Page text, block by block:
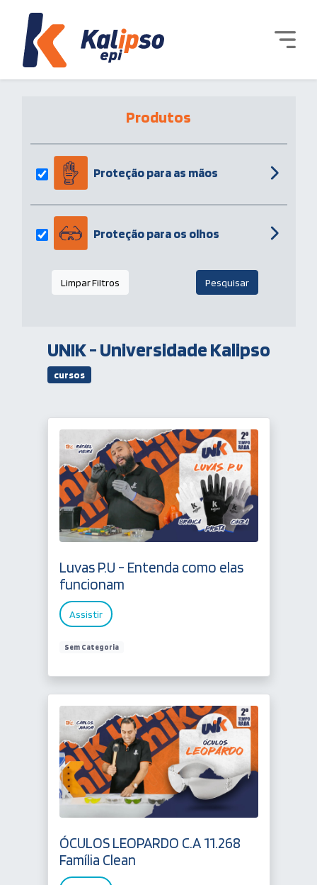
Produtos
Proteção para as mãos
Proteção para os olhos
Limpar Filtros Pesquisar
UNIK - Universidade Kalipso
cursos
Luvas P.U - Entenda como elas
funcionam
Assistir
Sem Categoria
ÓCULOS LEOPARDO C.A 11.268
Família Clean